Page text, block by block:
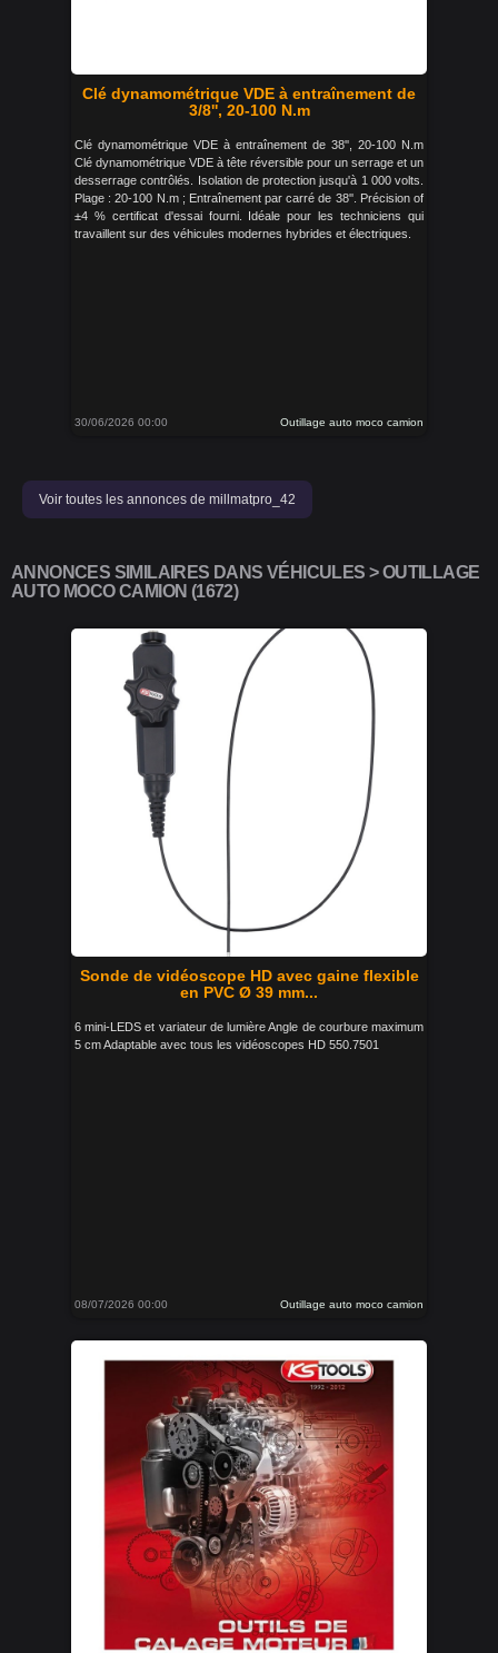
Clé dynamométrique VDE à entraînement de
3/8'', 20-100 N.m
Clé dynamométrique VDE à entraînement de 38'', 20-100 N.m
Clé dynamométrique VDE à tête réversible pour un serrage et un
desserrage contrôlés. Isolation de protection jusqu'à 1 000 volts.
Plage : 20-100 N.m ; Entraînement par carré de 38''. Précision of
±4 % certificat d'essai fourni. Idéale pour les techniciens qui
travaillent sur des véhicules modernes hybrides et électriques.
30/06/2026 00:00 Outillage auto moco camion
Voir toutes les annonces de millmatpro_42
ANNONCES SIMILAIRES DANS VÉHICULES > OUTILLAGE
AUTO MOCO CAMION (1672)
Sonde de vidéoscope HD avec gaine flexible
en PVC Ø 39 mm...
6 mini-LEDS et variateur de lumière Angle de courbure maximum
5 cm Adaptable avec tous les vidéoscopes HD 550.7501
08/07/2026 00:00 Outillage auto moco camion